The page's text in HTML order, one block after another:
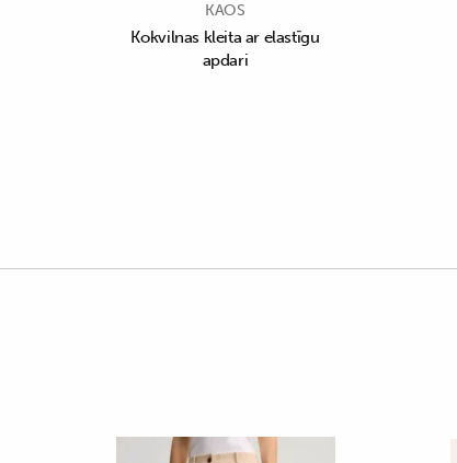
KAOS
Kokvilnas kleita ar elastīgu
apdari